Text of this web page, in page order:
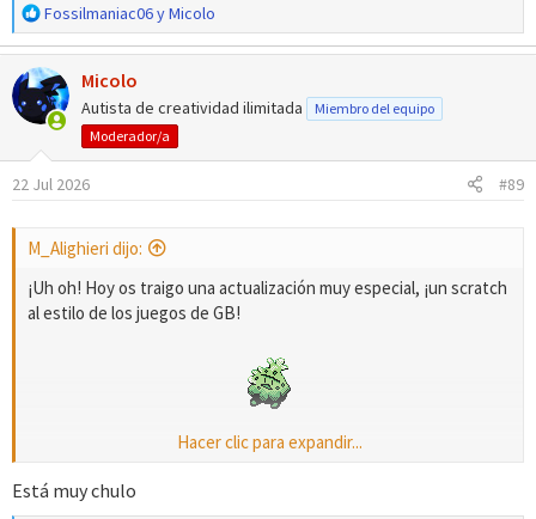
R
e
a
c
c
i
e
Fossilmaniac06yMicolo
Micolo
Autista de creatividad ilimitada
Miembro del equipo
Moderador/a
22 Jul 2026 #89
M_Alighieri dijo:
¡Uh oh! Hoy os traigo una actualización muy especial, ¡un scratch
al estilo de los juegos de GB!
¡Shroomish!
Hacer clic para expandir...
Está muy chulo